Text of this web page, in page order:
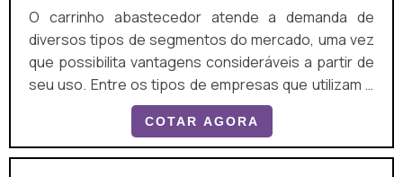
O carrinho abastecedor atende a demanda de
diversos tipos de segmentos do mercado, uma vez
que possibilita vantagens consideráveis a partir de
seu uso. Entre os tipos de empresas que utilizam o
carrinho de abastecimento, é possível mencionar:
Indústrias; Fábricas; Comércios; Hotelaria;
Aeroportos; Varejo de autosserviço de uma maneira
COTAR AGORA